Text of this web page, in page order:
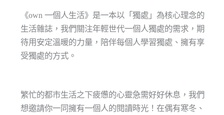
《own 一個人生活》是一本以「獨處」為核心理念的
生活雜誌，我們關注年輕世代一個人獨處的需求，期
待用安定溫暖的力量，陪伴每個人學習獨處、擁有享
受獨處的方式。
繁忙的都市生活之下疲憊的心靈急需好好休息，我們
想邀請你一同擁有一個人的閱讀時光！在偶有寒冬、